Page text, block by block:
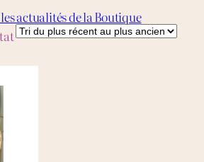
actualités de la Boutique